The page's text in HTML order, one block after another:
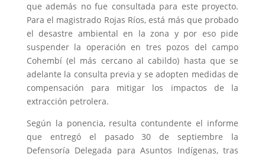
que además no fue consultada para este proyecto.
Para el magistrado Rojas Ríos, está más que probado
el desastre ambiental en la zona y por eso pide
suspender la operación en tres pozos del campo
Cohembí (el más cercano al cabildo) hasta que se
adelante la consulta previa y se adopten medidas de
compensación para mitigar los impactos de la
extracción petrolera.
Según la ponencia, resulta contundente el informe
que entregó el pasado 30 de septiembre la
Defensoría Delegada para Asuntos Indígenas, tras